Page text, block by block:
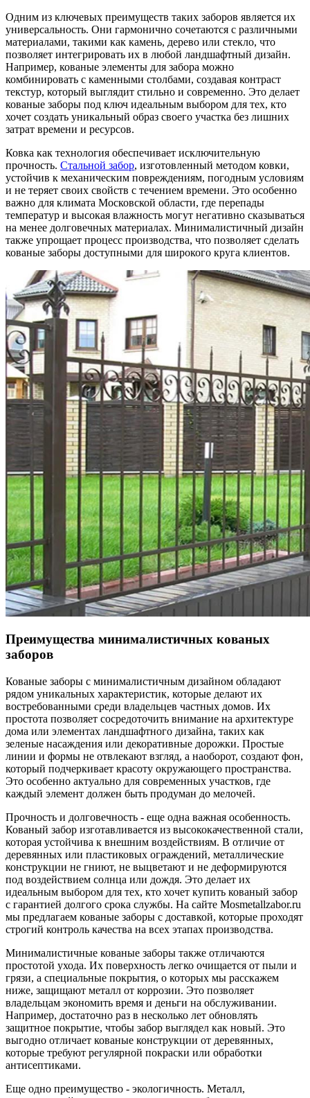
Одним из ключевых преимуществ таких заборов является их
универсальность. Они гармонично сочетаются с различными
материалами, такими как камень, дерево или стекло, что
позволяет интегрировать их в любой ландшафтный дизайн.
Например, кованые элементы для забора можно
комбинировать с каменными столбами, создавая контраст
текстур, который выглядит стильно и современно. Это делает
кованые заборы под ключ идеальным выбором для тех, кто
хочет создать уникальный образ своего участка без лишних
затрат времени и ресурсов.
Ковка как технология обеспечивает исключительную
прочность. Стальной забор, изготовленный методом ковки,
устойчив к механическим повреждениям, погодным условиям
и не теряет своих свойств с течением времени. Это особенно
важно для климата Московской области, где перепады
температур и высокая влажность могут негативно сказываться
на менее долговечных материалах. Минималистичный дизайн
также упрощает процесс производства, что позволяет сделать
кованые заборы доступными для широкого круга клиентов.
Преимущества минималистичных кованых
заборов
Кованые заборы с минималистичным дизайном обладают
рядом уникальных характеристик, которые делают их
востребованными среди владельцев частных домов. Их
простота позволяет сосредоточить внимание на архитектуре
дома или элементах ландшафтного дизайна, таких как
зеленые насаждения или декоративные дорожки. Простые
линии и формы не отвлекают взгляд, а наоборот, создают фон,
который подчеркивает красоту окружающего пространства.
Это особенно актуально для современных участков, где
каждый элемент должен быть продуман до мелочей.
Прочность и долговечность - еще одна важная особенность.
Кованый забор изготавливается из высококачественной стали,
которая устойчива к внешним воздействиям. В отличие от
деревянных или пластиковых ограждений, металлические
конструкции не гниют, не выцветают и не деформируются
под воздействием солнца или дождя. Это делает их
идеальным выбором для тех, кто хочет купить кованый забор
с гарантией долгого срока службы. На сайте Mosmetallzabor.ru
мы предлагаем кованые заборы с доставкой, которые проходят
строгий контроль качества на всех этапах производства.
Минималистичные кованые заборы также отличаются
простотой ухода. Их поверхность легко очищается от пыли и
грязи, а специальные покрытия, о которых мы расскажем
ниже, защищают металл от коррозии. Это позволяет
владельцам экономить время и деньги на обслуживании.
Например, достаточно раз в несколько лет обновлять
защитное покрытие, чтобы забор выглядел как новый. Это
выгодно отличает кованые конструкции от деревянных,
которые требуют регулярной покраски или обработки
антисептиками.
Еще одно преимущество - экологичность. Металл,